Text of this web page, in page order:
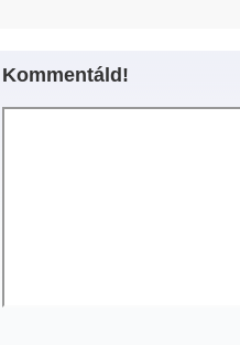
Kommentáld!